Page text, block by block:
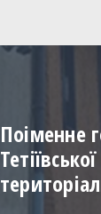
Поіменне